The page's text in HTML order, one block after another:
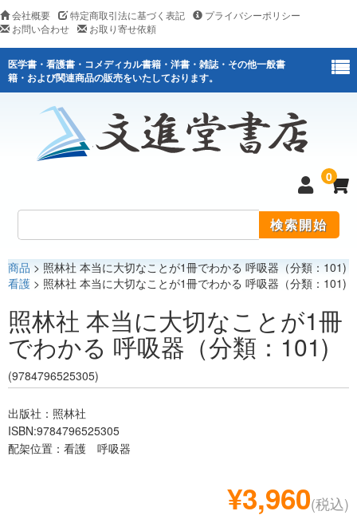
会社概要 特定商取引法に基づく表記
プライバシーポリシー
お問い合わせ
お取り寄せ依頼
医学書・看護書・コメディカル書籍・洋書・雑誌・その他一般書
籍・および関連商品の販売をいたしております。
0
医学
医薬関連
レジデント
商品 > 照林社 本当に大切なことが1冊でわかる 呼吸器（分類：101)
看護 > 照林社 本当に大切なことが1冊でわかる 呼吸器（分類：101)
照林社 本当に大切なことが1冊
でわかる 呼吸器（分類：101)
(9784796525305)
出版社：照林社
ISBN:9784796525305
配架位置：看護 呼吸器
¥3,960(税込)